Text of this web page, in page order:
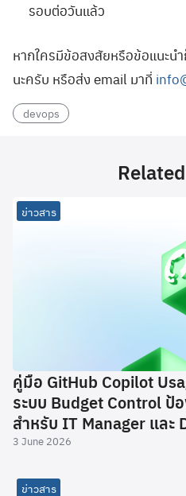
รอบต่อวันแล้ว
หากใครมีข้อสงสัยหรือข้อแนะน
นะครับ หรือส่ง email มาที่
devops
ข่าวสาร
คู่มือ GitHub Copilot
ระบบ Budget Control ป้
สำหรับ IT Manager และ
3 June 2026
ข่าวสาร